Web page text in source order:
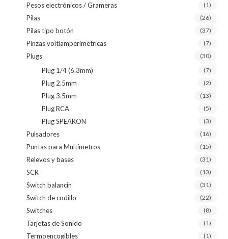
Pesos electrónicos / Grameras (1)
Pilas (26)
Pilas tipo botón (37)
Pinzas voltiamperimetricas (7)
Plugs (30)
Plug 1/4 (6.3mm) (7)
Plug 2.5mm (2)
Plug 3.5mm (13)
Plug RCA (5)
Plug SPEAKON (3)
Pulsadores (16)
Puntas para Multímetros (15)
Relevos y bases (31)
SCR (13)
Switch balancin (31)
Switch de codillo (22)
Switches (8)
Tarjetas de Sonido (1)
Termoencogibles (1)